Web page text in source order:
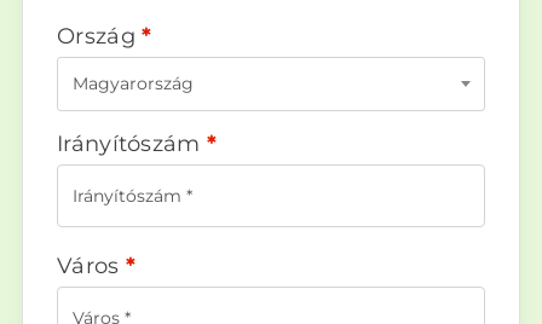
Ország*
Magyarország
Irányítószám *
Város *